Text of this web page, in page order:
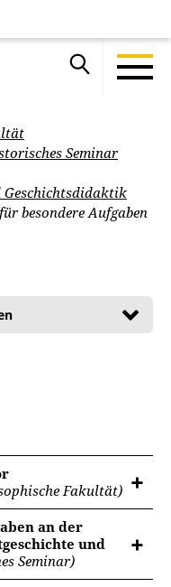
Seminar
Geschichtsdidaktik
besondere Aufgaben
Fakultät)
an der
und
Seminar)